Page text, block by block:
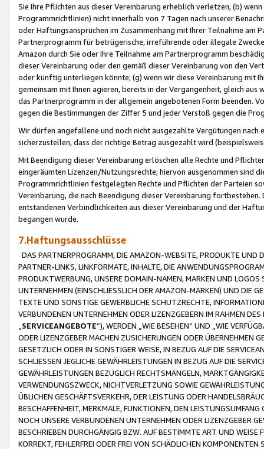
Sie Ihre Pflichten aus dieser Vereinbarung erheblich verletzen; (b)
Programmrichtlinien) nicht innerhalb von 7 Tagen nach unserer
oder Haftungsansprüchen im Zusammenhang mit Ihrer Teilnahme am
Partnerprogramm für betrügerische, irreführende oder illegale
Amazon durch Sie oder Ihre Teilnahme am Partnerprogramm
dieser Vereinbarung oder den gemäß dieser Vereinbarung von den
oder künftig unterliegen könnte; (g) wenn wir diese Vereinbarung mit
gemeinsam mit Ihnen agieren, bereits in der Vergangenheit, gleich
das Partnerprogramm in der allgemein angebotenen Form beenden.
gegen die Bestimmungen der Ziffer 5 und jeder Verstoß gegen die
Wir dürfen angefallene und noch nicht ausgezahlte Vergütungen
sicherzustellen, dass der richtige Betrag ausgezahlt wird
Mit Beendigung dieser Vereinbarung erlöschen alle Rechte und
eingeräumten Lizenzen/Nutzungsrechte; hiervon ausgenommen sind
Programmrichtlinien festgelegten Rechte und Pflichten der Parteien
Vereinbarung, die nach Beendigung dieser Vereinbarung
entstandenen Verbindlichkeiten aus dieser Vereinbarung und der
begangen wurde.
7.Haftungsausschlüsse
DAS PARTNERPROGRAMM, DIE AMAZON-WEBSITE, PRODUKTE UND
PARTNER-LINKS, LINKFORMATE, INHALTE, DIE
PRODUKTWERBUNG, UNSERE DOMAIN-NAMEN, MARKEN UND
UNTERNEHMEN (EINSCHLIESSLICH DER AMAZON-MARKEN) UND DIE
TEXTE UND SONSTIGE GEWERBLICHE SCHUTZRECHTE,
VERBUNDENEN UNTERNEHMEN ODER LIZENZGEBERN IM RAHMEN
SERVICEANGEBOTE“), WERDEN „WIE BESEHEN“ UND „WIE
ODER LIZENZGEBER MACHEN ZUSICHERUNGEN ODER ÜBERNEHMEN
GESETZLICH ODER IN SONSTIGER WEISE, IN BEZUG AUF DIE
SCHLIESSEN JEGLICHE GEWÄHRLEISTUNGEN IN BEZUG AUF DIE
GEWÄHRLEISTUNGEN BEZÜGLICH RECHTSMÄNGELN,
VERWENDUNGSZWECK, NICHTVERLETZUNG SOWIE
ÜBLICHEN GESCHÄFTSVERKEHR, DER LEISTUNG ODER
BESCHAFFENHEIT, MERKMALE, FUNKTIONEN, DEN
NOCH UNSERE VERBUNDENEN UNTERNEHMEN ODER LIZENZGEBER
BESCHRIEBEN DURCHGÄNGIG BZW. AUF BESTIMMTE ART UND
KORREKT, FEHLERFREI ODER FREI VON SCHÄDLICHEN